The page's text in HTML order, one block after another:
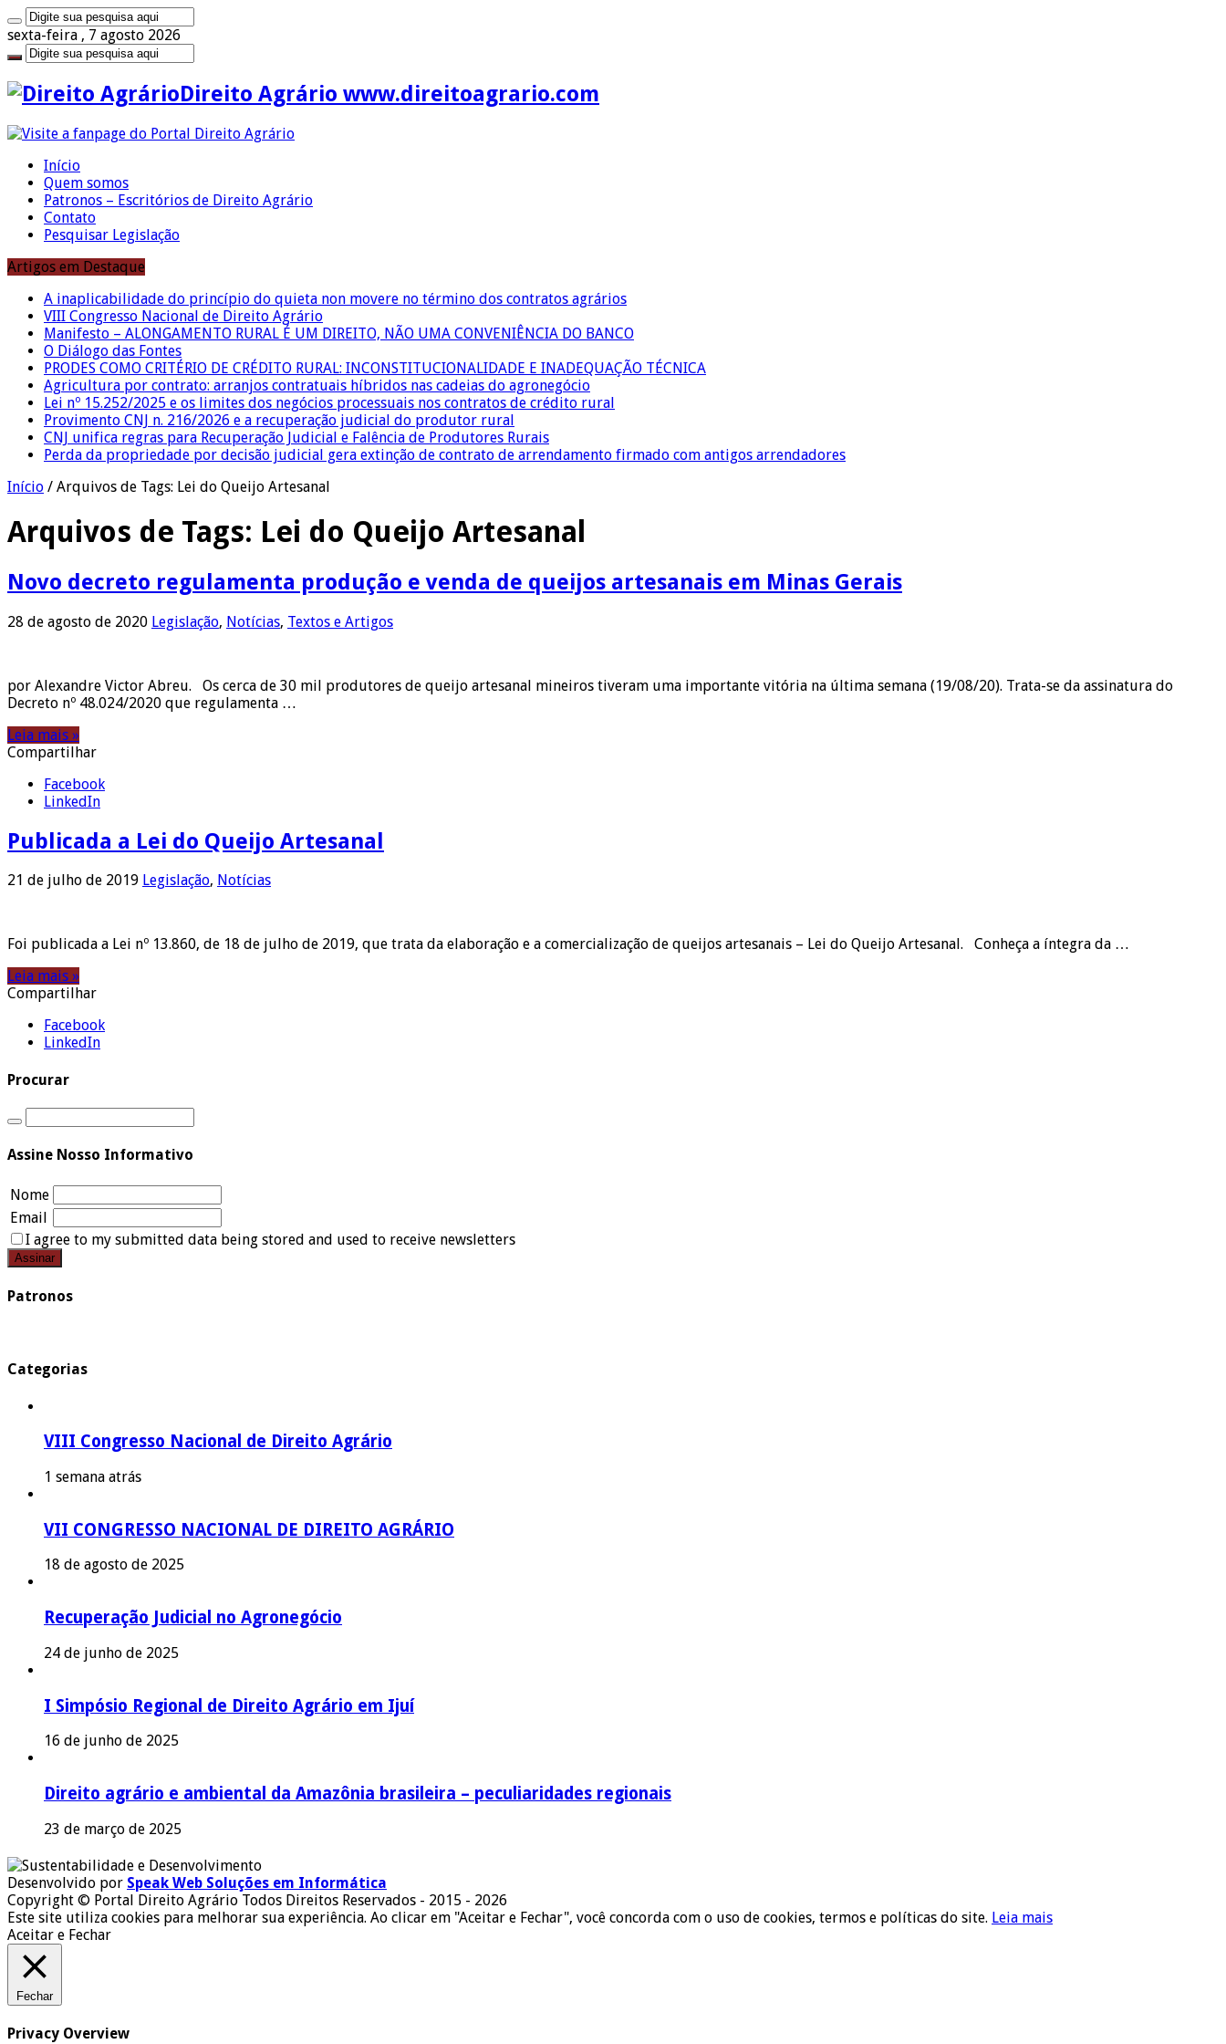
sexta-feira , 7 agosto 2026
Direito Agrário www.direitoagrario.com
Início
Quem somos
Patronos – Escritórios de Direito Agrário
Contato
Pesquisar Legislação
Artigos em Destaque
A inaplicabilidade do princípio do quieta non movere no término dos contratos agrários
VIII Congresso Nacional de Direito Agrário
Manifesto – ALONGAMENTO RURAL É UM DIREITO, NÃO UMA CONVENIÊNCIA DO BANCO
O Diálogo das Fontes
PRODES COMO CRITÉRIO DE CRÉDITO RURAL: INCONSTITUCIONALIDADE E INADEQUAÇÃO TÉCNICA
Agricultura por contrato: arranjos contratuais híbridos nas cadeias do agronegócio
Lei nº 15.252/2025 e os limites dos negócios processuais nos contratos de crédito rural
Provimento CNJ n. 216/2026 e a recuperação judicial do produtor rural
CNJ unifica regras para Recuperação Judicial e Falência de Produtores Rurais
Perda da propriedade por decisão judicial gera extinção de contrato de arrendamento firmado com antigos arrendadores
Início / Arquivos de Tags: Lei do Queijo Artesanal
Arquivos de Tags: Lei do Queijo Artesanal
Novo decreto regulamenta produção e venda de queijos artesanais em Minas Gerais
28 de agosto de 2020 Legislação, Notícias, Textos e Artigos
por Alexandre Victor Abreu. Os cerca de 30 mil produtores de queijo artesanal mineiros tiveram uma importante vitória na última semana (19/08/20). Trata-se da assinatura do
Decreto nº 48.024/2020 que regulamenta …
Leia mais »
Compartilhar
Facebook
LinkedIn
Publicada a Lei do Queijo Artesanal
21 de julho de 2019 Legislação, Notícias
Foi publicada a Lei nº 13.860, de 18 de julho de 2019, que trata da elaboração e a comercialização de queijos artesanais – Lei do Queijo Artesanal. Conheça a íntegra da …
Leia mais »
Compartilhar
Facebook
LinkedIn
Procurar
Assine Nosso Informativo
Nome
Email
I agree to my submitted data being stored and used to receive newsletters
Patronos
Categorias
VIII Congresso Nacional de Direito Agrário
1 semana atrás
VII CONGRESSO NACIONAL DE DIREITO AGRÁRIO
18 de agosto de 2025
Recuperação Judicial no Agronegócio
24 de junho de 2025
I Simpósio Regional de Direito Agrário em Ijuí
16 de junho de 2025
Direito agrário e ambiental da Amazônia brasileira – peculiaridades regionais
23 de março de 2025
Desenvolvido por Speak Web Soluções em Informática
Copyright © Portal Direito Agrário Todos Direitos Reservados - 2015 - 2026
Este site utiliza cookies para melhorar sua experiência. Ao clicar em "Aceitar e Fechar", você concorda com o uso de cookies, termos e políticas do site. Leia mais
Aceitar e Fechar
Fechar
Privacy Overview